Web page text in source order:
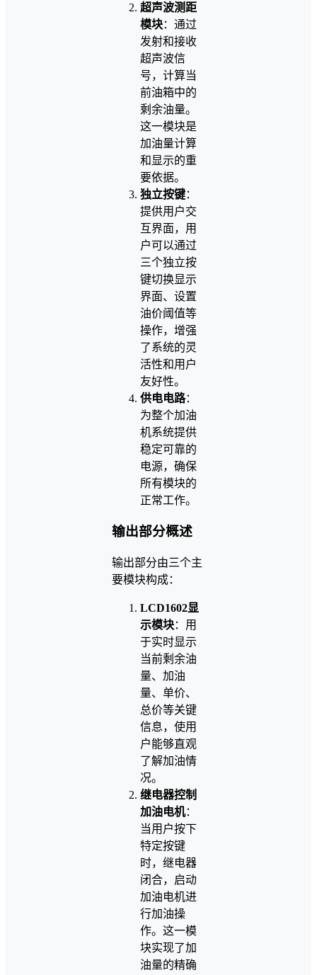
超声波测距
模块：通过
发射和接收
超声波信
号，计算当
前油箱中的
剩余油量。
这一模块是
加油量计算
和显示的重
要依据。
独立按键：
提供用户交
互界面，用
户可以通过
三个独立按
键切换显示
界面、设置
油价阈值等
操作，增强
了系统的灵
活性和用户
友好性。
供电电路：
为整个加油
机系统提供
稳定可靠的
电源，确保
所有模块的
正常工作。
输出部分概述
输出部分由三个主
要模块构成：
LCD1602显
示模块：用
于实时显示
当前剩余油
量、加油
量、单价、
总价等关键
信息，使用
户能够直观
了解加油情
况。
继电器控制
加油电机：
当用户按下
特定按键
时，继电器
闭合，启动
加油电机进
行加油操
作。这一模
块实现了加
油量的精确